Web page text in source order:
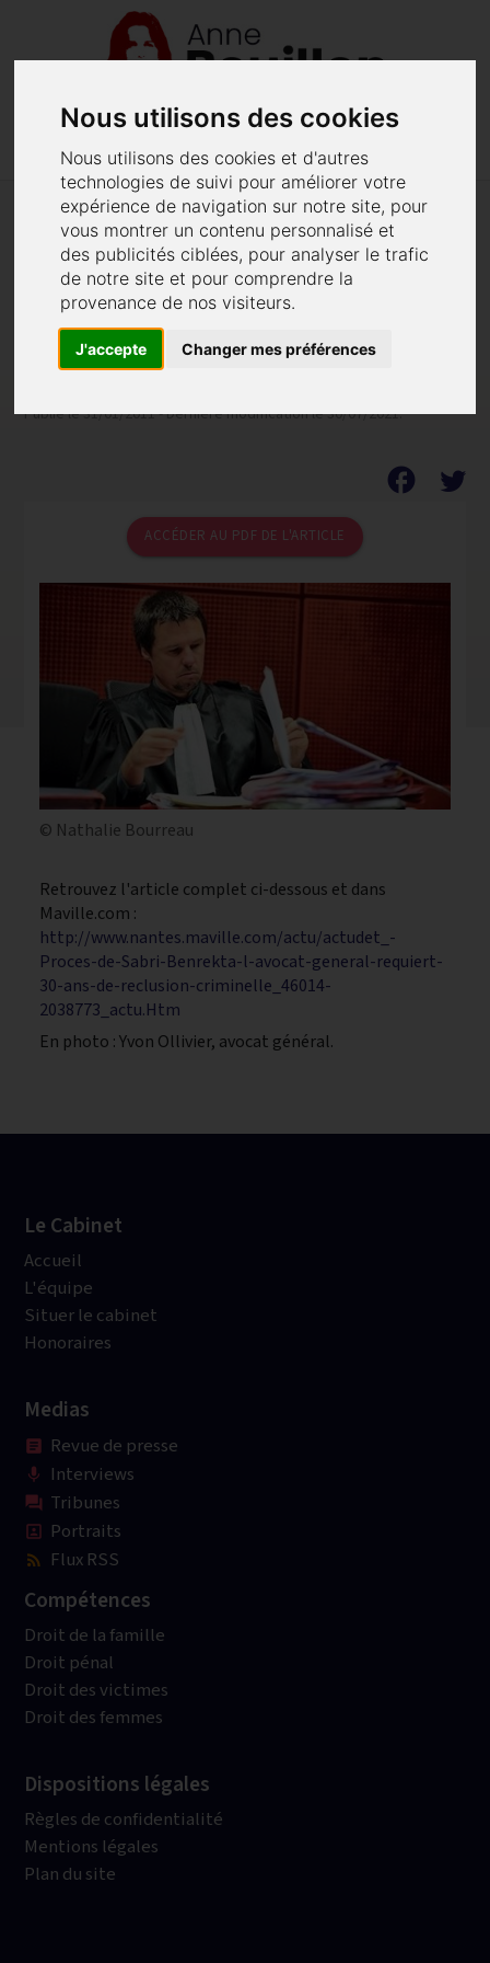
Nous utilisons des cookies
Nous utilisons des cookies et d'autres
technologies de suivi pour améliorer votre
expérience de navigation sur notre site, pour
vous montrer un contenu personnalisé et
des publicités ciblées, pour analyser le trafic
de notre site et pour comprendre la
provenance de nos visiteurs.
J'accepte Changer mes préférences
menu phone
Sabri Benrekta nie avoir voulu
tuer Toko
Maître Anne Bouillon défend l'accusé et l'idée
selon laquelle on l'aurait "entrainé".
Publié le 31/01/2011 - Dernière modification le 30/07/2021.
facebook
ACCÉDER AU PDF DE L'ARTICLE
© Nathalie Bourreau
Retrouvez l'article complet ci-dessous et dans
Maville.com :
http://www.nantes.maville.com/actu/actudet_-
Proces-de-Sabri-Benrekta-l-avocat-general-requiert-
30-ans-de-reclusion-criminelle_46014-
2038773_actu.Htm
En photo : Yvon Ollivier, avocat général.
Le Cabinet
Accueil
L'équipe
Situer le cabinet
Honoraires
Medias
article Revue de presse
mic Interviews
question_answer Tribunes
portrait Portraits
rss_feed Flux RSS
Compétences
Droit de la famille
Droit pénal
Droit des victimes
Droit des femmes
Dispositions légales
Règles de confidentialité
Mentions légales
Plan du site